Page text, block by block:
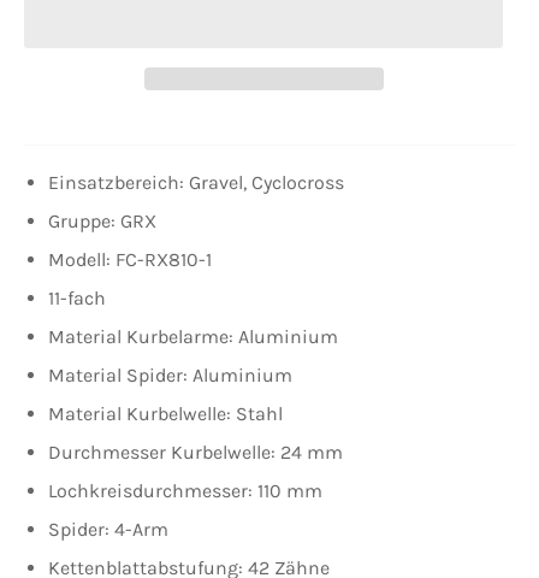
Einsatzbereich: Gravel, Cyclocross
Gruppe: GRX
Modell: FC-RX810-1
11-fach
Material Kurbelarme: Aluminium
Material Spider: Aluminium
Material Kurbelwelle: Stahl
Durchmesser Kurbelwelle: 24 mm
Lochkreisdurchmesser: 110 mm
Spider: 4-Arm
Kettenblattabstufung: 42 Zähne